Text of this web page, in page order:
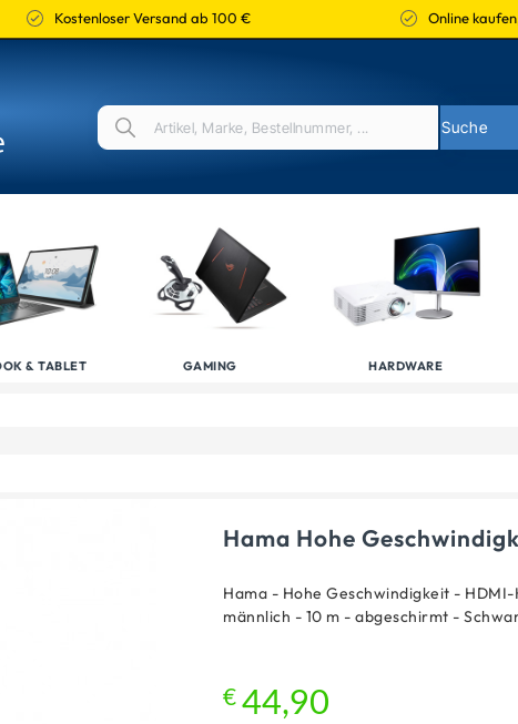
Kostenloser Versand ab 100 € Online
& TABLET GAMING HARDWARE
Hama Hohe
Hama - Hohe Geschwindigkeit -
männlich - 10 m - abgeschirmt -
€ 44,90